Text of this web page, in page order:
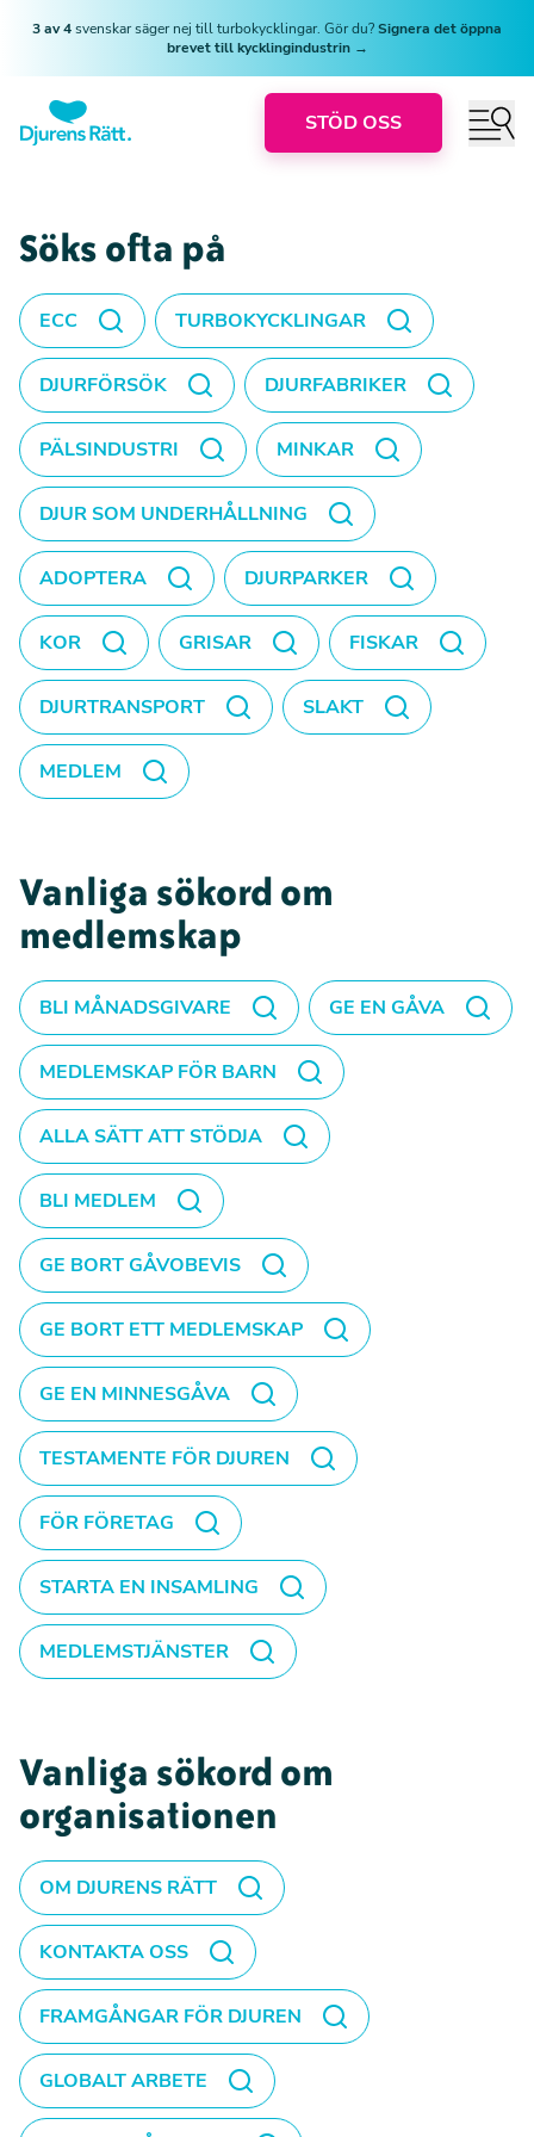
3 av 4svenskar säger nej till turbokycklingar. Gör du?Signera det öppna
brevet till kycklingindustrin →
STÖD OSS
Söks ofta på
ECC TURBOKYCKLINGAR
DJURFÖRSÖK DJURFABRIKER
PÄLSINDUSTRI MINKAR
DJUR SOM UNDERHÅLLNING
ADOPTERA DJURPARKER
KOR GRISAR FISKAR
DJURTRANSPORT SLAKT
MEDLEM
Vanliga sökord om
medlemskap
BLI MÅNADSGIVARE GE EN GÅVA
MEDLEMSKAP FÖR BARN
ALLA SÄTT ATT STÖDJA
BLI MEDLEM
GE BORT GÅVOBEVIS
GE BORT ETT MEDLEMSKAP
GE EN MINNESGÅVA
TESTAMENTE FÖR DJUREN
FÖR FÖRETAG
STARTA EN INSAMLING
MEDLEMSTJÄNSTER
Vanliga sökord om
organisationen
OM DJURENS RÄTT
KONTAKTA OSS
FRAMGÅNGAR FÖR DJUREN
GLOBALT ARBETE